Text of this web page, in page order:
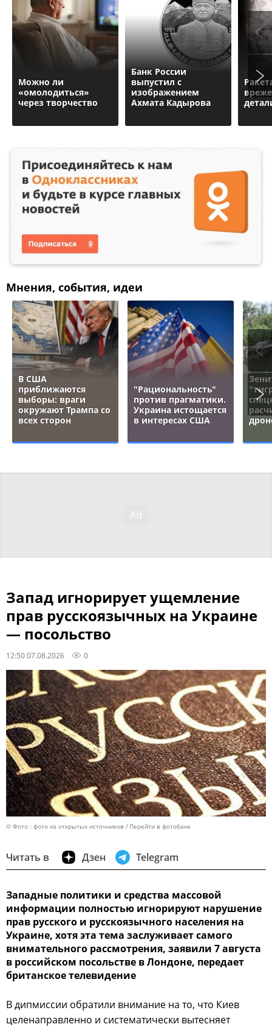
Можно ли
«омолодиться»
через творчество
Банк России
выпустил c
изображением
Ахмата Кадырова
Мнения, события, идеи
В США
приближаются
выборы: враги
окружают Трампа со
всех сторон
"Рациональность"
против прагматики.
Украина истощается
в интересах США
Запад игнорирует ущемление
прав русскоязычных на Украине
— посольство
12:50 07.08.2026 0
© Фото : фото из открытых источников Перейти в фотобанк
Читать в Дзен Telegram
Западные политики и средства массовой
информации полностью игнорируют нарушение
прав русского и русскоязычного населения на
Украине, хотя эта тема заслуживает самого
внимательного рассмотрения, заявили 7 августа
в российском посольстве в Лондоне, передает
британское телевидение
В дипмиссии обратили внимание на то, что Киев
целенаправленно и систематически вытесняет